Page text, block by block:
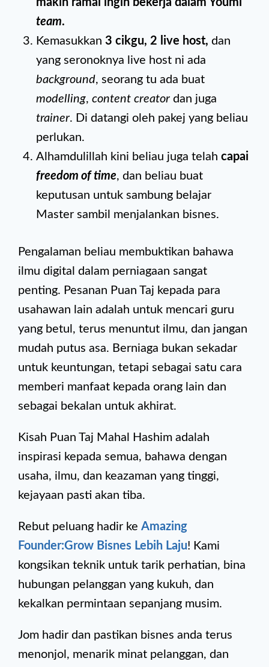
makin ramai ingin bekerja dalam Youmi
team.
Kemasukkan 3 cikgu, 2 live host, dan
yang seronoknya live host ni ada
background, seorang tu ada buat
modelling, content creator dan juga
trainer. Di datangi oleh pakej yang beliau
perlukan.
Alhamdulillah kini beliau juga telah capai
freedom of time, dan beliau buat
keputusan untuk sambung belajar
Master sambil menjalankan bisnes.
Pengalaman beliau membuktikan bahawa
ilmu digital dalam perniagaan sangat
penting. Pesanan Puan Taj kepada para
usahawan lain adalah untuk mencari guru
yang betul, terus menuntut ilmu, dan jangan
mudah putus asa. Berniaga bukan sekadar
untuk keuntungan, tetapi sebagai satu cara
memberi manfaat kepada orang lain dan
sebagai bekalan untuk akhirat.
Kisah Puan Taj Mahal Hashim adalah
inspirasi kepada semua, bahawa dengan
usaha, ilmu, dan keazaman yang tinggi,
kejayaan pasti akan tiba.
Rebut peluang hadir ke Amazing
Founder:Grow Bisnes Lebih Laju! Kami
kongsikan teknik untuk tarik perhatian, bina
hubungan pelanggan yang kukuh, dan
kekalkan permintaan sepanjang musim.
Jom hadir dan pastikan bisnes anda terus
menonjol, menarik minat pelanggan, dan